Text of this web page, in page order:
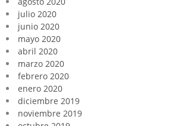
julio 2020
junio 2020
mayo 2020
abril 2020
marzo 2020
febrero 2020
enero 2020
diciembre 2019
noviembre 2019